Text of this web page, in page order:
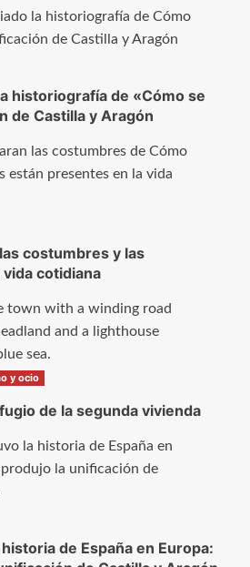
historiografía de «Cómo se
de Castilla y Aragón
costumbres y las
cotidiana
y ocio
de la segunda vivienda
de España en Europa: